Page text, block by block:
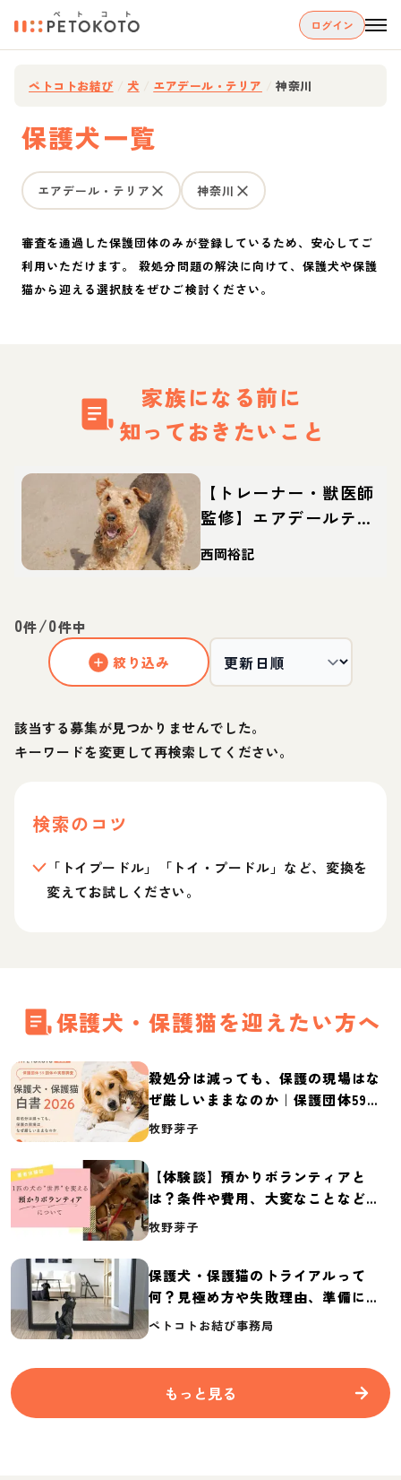
ログイン
ペトコトお結び 犬 エアデール・テリア 神奈川
保護犬一覧
エアデール・テリア 神奈川
審査を通過した保護団体のみが登録しているため、安心してご
利用いただけます。 殺処分問題の解決に向けて、保護犬や保護
猫から迎える選択肢をぜひご検討ください。
家族になる前に
知っておきたいこと
【トレーナー・獣医師
監修】エアデールテリ
アってどんな犬？性
格・特徴・育て方・迎
西岡裕記
0件/0件中
絞り込み
該当する募集が見つかりませんでした。
キーワードを変更して再検索してください。
検索のコツ
「トイプードル」「トイ・プードル」など、変換を
変えてお試しください。
保護犬・保護猫を迎えたい方へ
殺処分は減っても、保護の現場はな
ぜ厳しいままなのか｜保護団体59団
体の実態調査【保護犬・保護猫白書
牧野芽子
【体験談】預かりボランティアと
は？条件や費用、大変なことなど紹
介
牧野芽子
保護犬・保護猫のトライアルって
何？見極め方や失敗理由、準備に必
要なものを紹介
ペトコトお結び事務局
もっと見る